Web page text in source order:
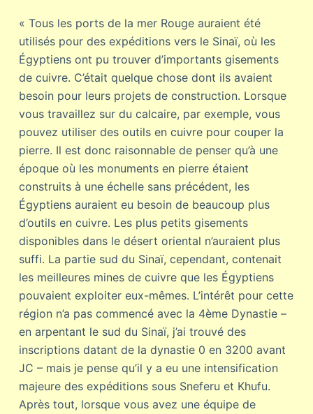
« Tous les ports de la mer Rouge auraient été
utilisés pour des expéditions vers le Sinaï, où les
Égyptiens ont pu trouver d’importants gisements
de cuivre. C’était quelque chose dont ils avaient
besoin pour leurs projets de construction. Lorsque
vous travaillez sur du calcaire, par exemple, vous
pouvez utiliser des outils en cuivre pour couper la
pierre. Il est donc raisonnable de penser qu’à une
époque où les monuments en pierre étaient
construits à une échelle sans précédent, les
Égyptiens auraient eu besoin de beaucoup plus
d’outils en cuivre. Les plus petits gisements
disponibles dans le désert oriental n’auraient plus
suffi. La partie sud du Sinaï, cependant, contenait
les meilleures mines de cuivre que les Égyptiens
pouvaient exploiter eux-mêmes. L’intérêt pour cette
région n’a pas commencé avec la 4ème Dynastie –
en arpentant le sud du Sinaï, j’ai trouvé des
inscriptions datant de la dynastie 0 en 3200 avant
JC – mais je pense qu’il y a eu une intensification
majeure des expéditions sous Sneferu et Khufu.
Après tout, lorsque vous avez une équipe de